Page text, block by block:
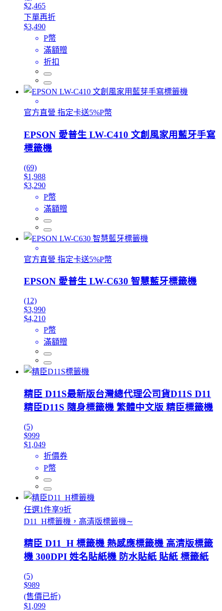
$2,465
下單再折
$3,490
P幣
滿額贈
折扣
官方直營 指定卡送5%P幣
EPSON 愛普生 LW-C410 文創風家用藍牙手寫
標籤機
(69)
$1,988
$3,290
P幣
滿額贈
官方直營 指定卡送5%P幣
EPSON 愛普生 LW-C630 智慧藍牙標籤機
(12)
$3,990
$4,210
P幣
滿額贈
精臣 D11S最新版台灣總代理公司貨D11S D11
精臣D11S 隨身標籤機 繁體中文版 精臣標籤機
(5)
$999
$1,049
折價券
P幣
任選1件享9折
D11_H標籤機，高清版標籤機∼
精臣 D11_H 標籤機 熱感應標籤機 高清版標籤
機 300DPI 姓名貼紙機 防水貼紙 貼紙 標籤紙
(5)
$989
(售價已折)
$1,099